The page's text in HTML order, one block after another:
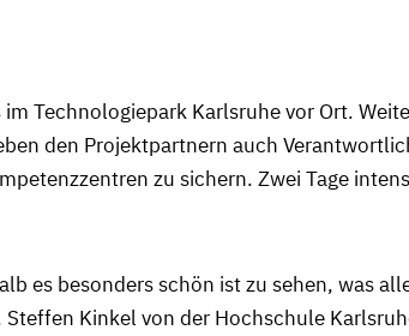
Technologiepark Karlsruhe vor Ort.
den Projektpartnern auch
zu sichern. Zwei Tage
es besonders schön ist zu sehen, was
Kinkel von der Hochschule